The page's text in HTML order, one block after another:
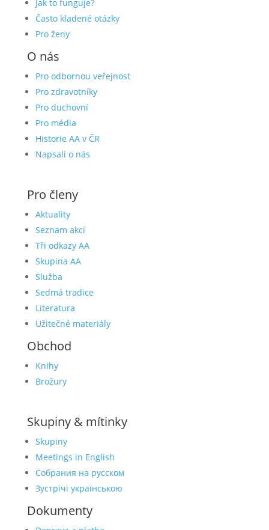
Jak to funguje?
Často kladené otázky
Pro ženy
O nás
Pro odbornou veřejnost
Pro zdravotníky
Pro duchovní
Pro média
Historie AA v ČR
Napsali o nás
Pro členy
Aktuality
Seznam akcí
Tři odkazy AA
Skupina AA
Služba
Sedmá tradice
Literatura
Užitečné materiály
Obchod
Knihy
Brožury
Skupiny & mítinky
Skupiny
Meetings in English
Собрания на русском
Зустрічі українською
Dokumenty